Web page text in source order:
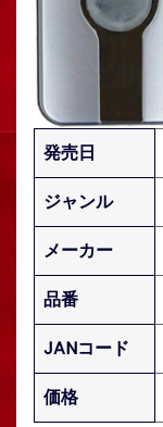
発売日
ジャンル
メーカー
品番
JANコード
価格